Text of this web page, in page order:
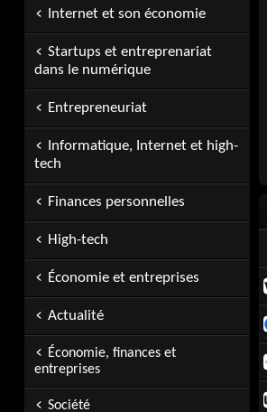
Internet et son économie
Startups et entreprenariat
dans le numérique
Entrepreneuriat
Informatique, Internet et high-
tech
Finances personnelles
High-tech
Économie et entreprises
Actualité
Économie, finances et
entreprises
Société